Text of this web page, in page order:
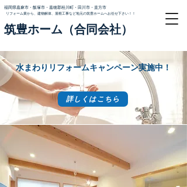
福岡県嘉麻市・飯塚市・嘉穂郡桂川町・田川市・直方市
リフォーム業から、建物解体、屋根工事など地元の筑豊ホームへお任せ下さい！！
筑豊ホーム（合同会社）
水まわりリフォームキャンペーン実施中！
詳しくはこちら